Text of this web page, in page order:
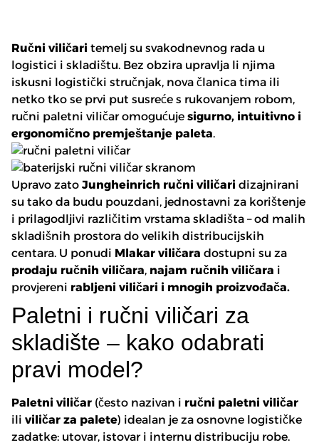
Ručni viličari temelj su svakodnevnog rada u
logistici i skladištu. Bez obzira upravlja li njima
iskusni logistički stručnjak, nova članica tima ili
netko tko se prvi put susreće s rukovanjem robom,
ručni paletni viličar omogućuje sigurno, intuitivno i
ergonomično premještanje paleta.
Upravo zato Jungheinrich ručni viličari dizajnirani
su tako da budu pouzdani, jednostavni za korištenje
i prilagodljivi različitim vrstama skladišta – od malih
skladišnih prostora do velikih distribucijskih
centara. U ponudi Mlakar viličara dostupni su za
prodaju ručnih viličara, najam ručnih viličara i
provjereni rabljeni viličari i mnogih proizvođača.
Paletni i ručni viličari za
skladište – kako odabrati
pravi model?
Paletni viličar (često nazivan i ručni paletni viličar
ili viličar za palete) idealan je za osnovne logističke
zadatke: utovar, istovar i internu distribuciju robe.